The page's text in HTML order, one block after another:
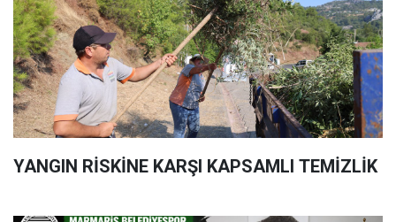
YANGIN RİSKİNE KARŞI KAPSAMLI TEMİZLİK